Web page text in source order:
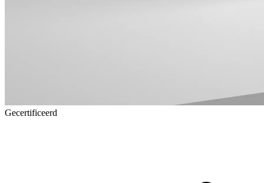
Gecertificeerd